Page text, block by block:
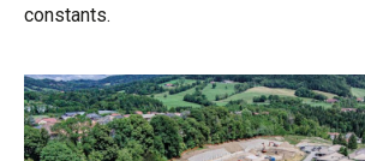
constants.